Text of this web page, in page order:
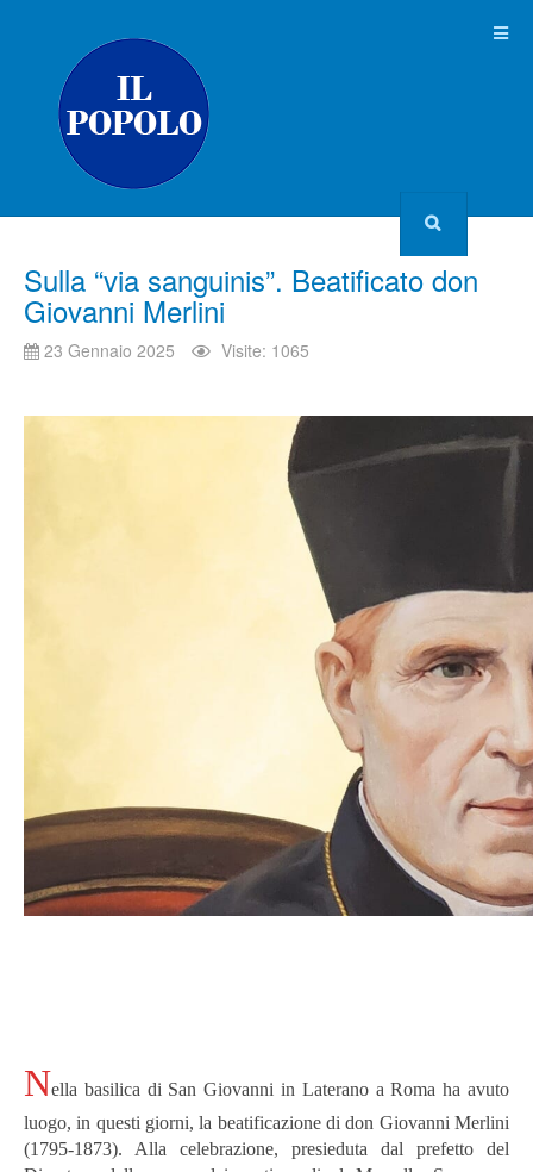
Sulla “via sanguinis”. Beatificato don
Giovanni Merlini
23 Gennaio 2025 Visite: 1065
Nella basilica di San Giovanni in Laterano a Roma ha avuto
luogo, in questi giorni, la beatificazione di don Giovanni Merlini
(1795-1873). Alla celebrazione, presieduta dal prefetto del